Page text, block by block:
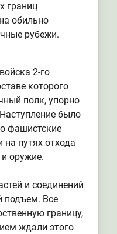
границ
обильно
рубежи.
2-го
которого
полк, упорно
было
фашистские
на путях отхода
оружие.
и соединений
подъем. Все
границу,
ждали этого